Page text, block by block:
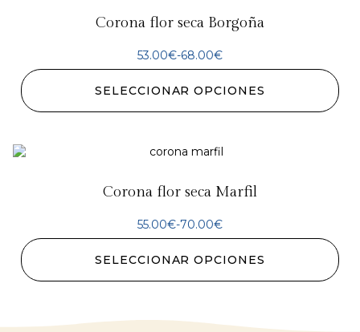
Corona flor seca Borgoña
53.00€-68.00€
SELECCIONAR OPCIONES
Corona flor seca Marfil
55.00€-70.00€
SELECCIONAR OPCIONES